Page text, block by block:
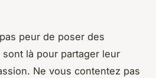
peur de poser des
là pour partager leur
Ne vous contentez pas